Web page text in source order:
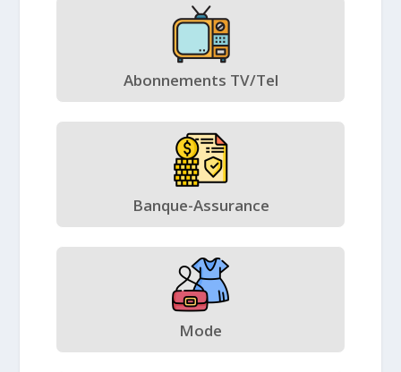
Abonnements TV/Tel
Banque-Assurance
Mode